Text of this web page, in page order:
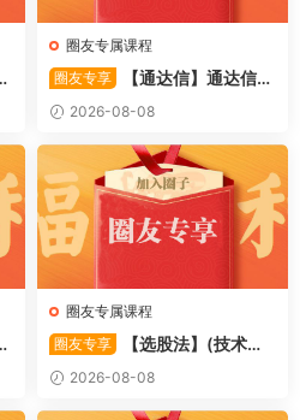
圈友专属课程
圈友专享
【通达信】通达信
〖重心突破〗主副图/选股 捕
捉股价在特定形态下的反转与
启动信号 源码
2026-08-08
圈友专属课程
圈友专享
【选股法】(技术篇)
强势个股选股法操作理念、策
略与工具（上下）视频课程 共
2026-08-08